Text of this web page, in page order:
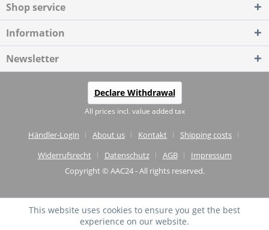
Shop service
Information
Newsletter
Declare Withdrawal
All prices incl. value added tax
Händler-Login About us Kontakt
Shipping costs
Widerrufsrecht
Datenschutz AGB
Impressum
Copyright © AAC24 - All rights reserved.
This website uses cookies to ensure you get the best
experience on our website.